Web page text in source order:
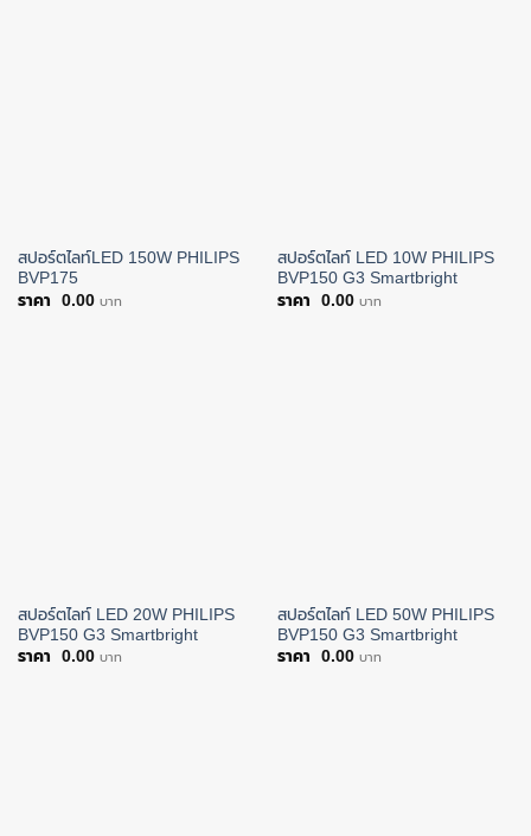
สปอร์ตไลท์LED 150W PHILIPS
BVP175
0.00 บาท
สปอร์ตไลท์ LED 10W PHILIPS
BVP150 G3 Smartbright
0.00 บาท
สปอร์ตไลท์ LED 20W PHILIPS
BVP150 G3 Smartbright
0.00 บาท
สปอร์ตไลท์ LED 50W PHILIPS
BVP150 G3 Smartbright
0.00 บาท